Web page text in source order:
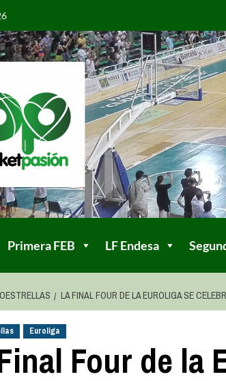
Primera FEB LF Endesa
LA FINAL FOUR DE LA EUROLIGA SE
Euroliga
Four de la